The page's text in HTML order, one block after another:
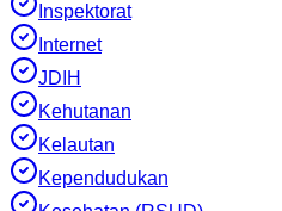
Inspektorat
Internet
JDIH
Kehutanan
Kelautan
Kependudukan